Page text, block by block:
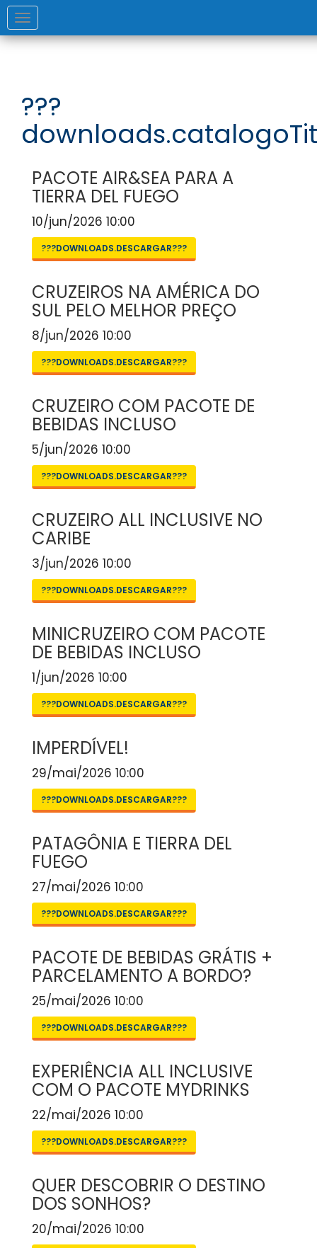
Toggle
navigation
???
PACOTE AIR&SEA PARA A
TIERRA DEL FUEGO
10/jun/2026 10:00
???DOWNLOADS.DESCARGAR???
CRUZEIROS NA AMÉRICA DO
SUL PELO MELHOR PREÇO
8/jun/2026 10:00
???DOWNLOADS.DESCARGAR???
CRUZEIRO COM PACOTE DE
BEBIDAS INCLUSO
5/jun/2026 10:00
???DOWNLOADS.DESCARGAR???
CRUZEIRO ALL INCLUSIVE NO
CARIBE
3/jun/2026 10:00
???DOWNLOADS.DESCARGAR???
MINICRUZEIRO COM PACOTE
DE BEBIDAS INCLUSO
1/jun/2026 10:00
???DOWNLOADS.DESCARGAR???
IMPERDÍVEL!
29/mai/2026 10:00
???DOWNLOADS.DESCARGAR???
PATAGÔNIA E TIERRA DEL
FUEGO
27/mai/2026 10:00
???DOWNLOADS.DESCARGAR???
PACOTE DE BEBIDAS GRÁTIS +
PARCELAMENTO A BORDO?
25/mai/2026 10:00
???DOWNLOADS.DESCARGAR???
EXPERIÊNCIA ALL INCLUSIVE
COM O PACOTE MYDRINKS
22/mai/2026 10:00
???DOWNLOADS.DESCARGAR???
QUER DESCOBRIR O DESTINO
DOS SONHOS?
20/mai/2026 10:00